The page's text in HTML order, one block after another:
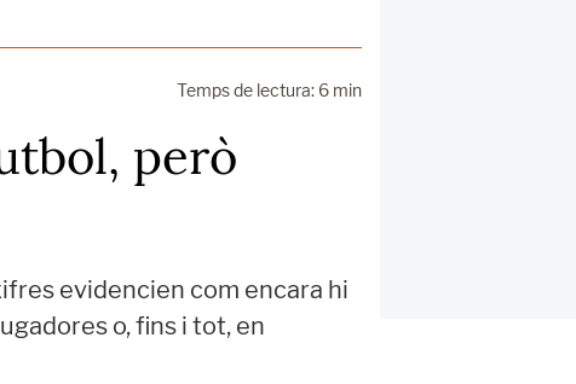
Temps de lectura: 6 min
però
evidencien com encara hi
o, fins i tot, en